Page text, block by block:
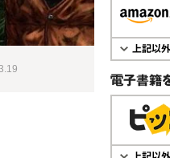
電子書籍で